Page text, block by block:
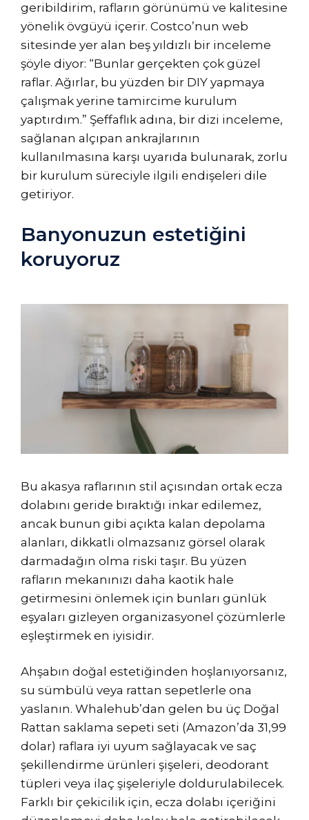
geribildirim, rafların görünümü ve kalitesine
yönelik övgüyü içerir. Costco’nun web
sitesinde yer alan beş yıldızlı bir inceleme
şöyle diyor: “Bunlar gerçekten çok güzel
raflar. Ağırlar, bu yüzden bir DIY yapmaya
çalışmak yerine tamircime kurulum
yaptırdım.” Şeffaflık adına, bir dizi inceleme,
sağlanan alçıpan ankrajlarının
kullanılmasına karşı uyarıda bulunarak, zorlu
bir kurulum süreciyle ilgili endişeleri dile
getiriyor.
Banyonuzun estetiğini
koruyoruz
Bu akasya raflarının stil açısından ortak ecza
dolabını geride bıraktığı inkar edilemez,
ancak bunun gibi açıkta kalan depolama
alanları, dikkatli olmazsanız görsel olarak
darmadağın olma riski taşır. Bu yüzen
rafların mekanınızı daha kaotik hale
getirmesini önlemek için bunları günlük
eşyaları gizleyen organizasyonel çözümlerle
eşleştirmek en iyisidir.
Ahşabın doğal estetiğinden hoşlanıyorsanız,
su sümbülü veya rattan sepetlerle ona
yaslanın. Whalehub’dan gelen bu üç Doğal
Rattan saklama sepeti seti (Amazon’da 31,99
dolar) raflara iyi uyum sağlayacak ve saç
şekillendirme ürünleri şişeleri, deodorant
tüpleri veya ilaç şişeleriyle doldurulabilecek.
Farklı bir çekicilik için, ecza dolabı içeriğini